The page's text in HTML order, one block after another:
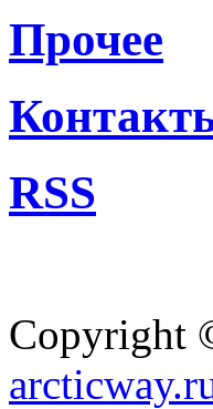
Прочее
RSS
Copyright